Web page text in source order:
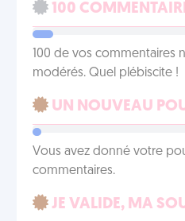
100
100 de vos commentaires
modérés. Quel plébiscite !
UN NOUVEAU
Vous avez donné votre
commentaires.
JE VALIDE, MA